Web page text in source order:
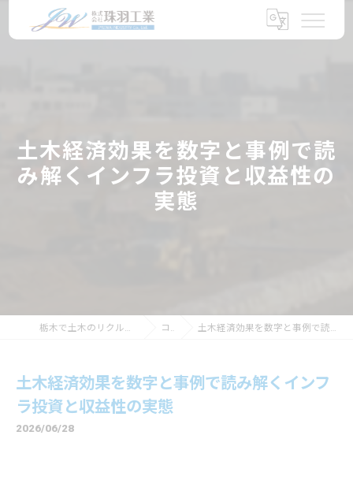
土木経済効果を数字と事例で読
み解くインフラ投資と収益性の
実態
栃木で土木のリクルートなら株式会社珠羽工業 コラム 土木経済効果を数字と事例で読み解くインフラ投資と収益性の実態
土木経済効果を数字と事例で読み解くインフ
ラ投資と収益性の実態
2026/06/28